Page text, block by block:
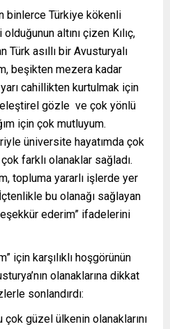
binlerce Türkiye kökenli
altını çizen Kılıç,
Türk asıllı bir Avusturyalı
beşikten mezera kadar
cahillikten kurtulmak için
eleştirel gözle ve çok yönlü
için çok mutluyum.
üniversite hayatımda çok
farklı olanaklar sağladı.
topluma yararlı işlerde yer
bu olanağı sağlayan
ederim” ifadelerini
için karşılıklı hoşgörünün
olanaklarına dikkat
sonlandırdı:
çok güzel ülkenin olanaklarını